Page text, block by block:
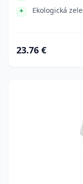
Ekologická
23.76 €